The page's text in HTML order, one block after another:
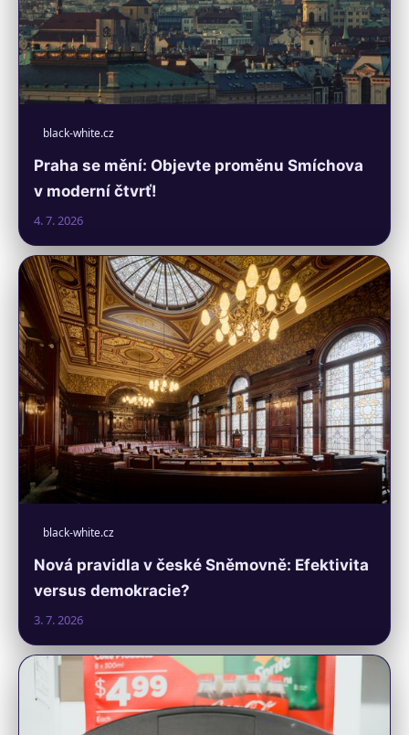
black-white.cz
Praha se mění: Objevte proměnu Smíchova
v moderní čtvrť!
4. 7. 2026
black-white.cz
Nová pravidla v české Sněmovně: Efektivita
versus demokracie?
3. 7. 2026